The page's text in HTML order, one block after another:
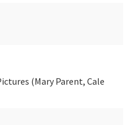
(Mary Parent, Cale